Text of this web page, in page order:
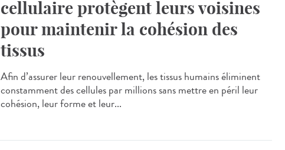
cellulaire protègent leurs voisines
pour maintenir la cohésion des
tissus
Afin d’assurer leur renouvellement, les tissus humains éliminent
constamment des cellules par millions sans mettre en péril leur
cohésion, leur forme et leur...